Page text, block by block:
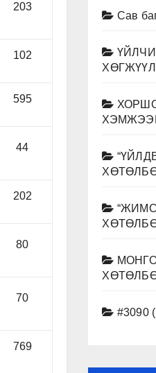
203
102
595
44
202
80
70
769
Сав
#3090